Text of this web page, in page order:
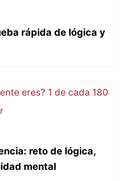
rápida de lógica y
reto de lógica,
mental